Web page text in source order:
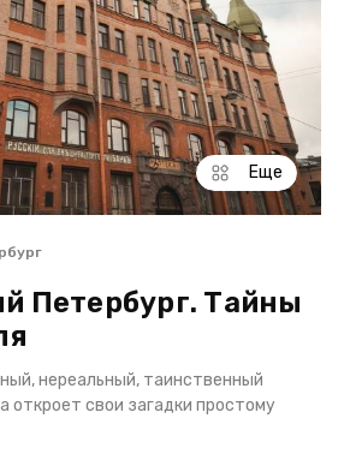
Еще
Петербург. Тайны
нереальный, таинственный
откроет свои загадки простому